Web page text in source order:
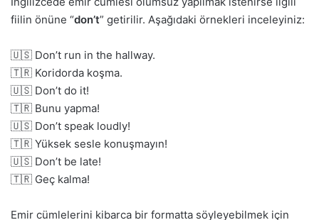
fiilin önüne “don’t” getirilir. Aşağıdaki örnekleri inceleyiniz:
🇺🇸 Don’t run in the hallway.
🇹🇷 Koridorda koşma.
🇺🇸 Don’t do it!
🇹🇷 Bunu yapma!
🇺🇸 Don’t speak loudly!
🇹🇷 Yüksek sesle konuşmayın!
🇺🇸 Don’t be late!
🇹🇷 Geç kalma!
Emir cümlelerini kibarca bir formatta söyleyebilmek için